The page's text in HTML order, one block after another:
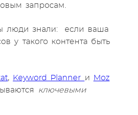
запросам.
люди знали: если ваша
у такого контента быть
, Keyword Planner и
Moz
ключевыми